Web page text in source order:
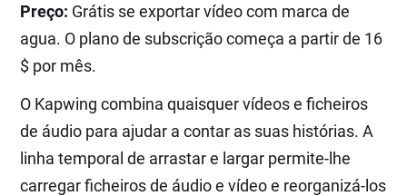
Preço: Grátis se exportar vídeo com marca de
agua. O plano de subscrição começa a partir de 16
$ por mês.
O Kapwing combina quaisquer vídeos e ficheiros
de áudio para ajudar a contar as suas histórias. A
linha temporal de arrastar e largar permite-lhe
carregar ficheiros de áudio e vídeo e reorganizá-los